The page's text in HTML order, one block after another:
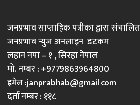
जनप्रभाव साप्ताहिक पत्रीका द्वारा संचालित
जनप्रभाव न्युज अनलाइन डटकम
लहान नपा – १ , सिरहा नेपाल
मो. नम्बर : +9779863964800
इमेल :janprabhab@gmail.com
दर्ता नम्बर : ११८